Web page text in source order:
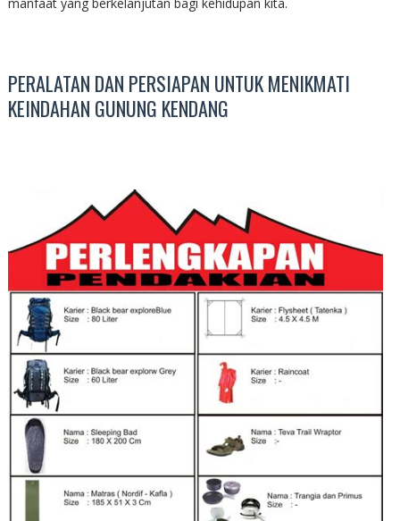
PERALATAN DAN PERSIAPAN UNTUK MENIKMATI
KEINDAHAN GUNUNG KENDANG